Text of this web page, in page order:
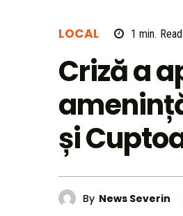
LOCAL 1 min. Read
Criză a
și
By News Severin